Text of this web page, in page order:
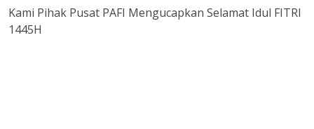
Kami Pihak Pusat PAFI Mengucapkan Selamat Idul FITRI
1445H